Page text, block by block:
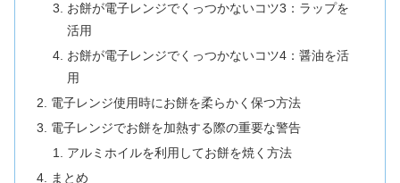
お餅が電子レンジでくっつかないコツ3：ラップを
活用
お餅が電子レンジでくっつかないコツ4：醤油を活
用
電子レンジ使用時にお餅を柔らかく保つ方法
電子レンジでお餅を加熱する際の重要な警告
アルミホイルを利用してお餅を焼く方法
まとめ